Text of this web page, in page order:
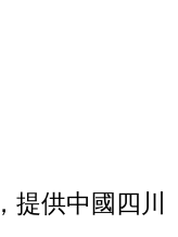
提供中國四川